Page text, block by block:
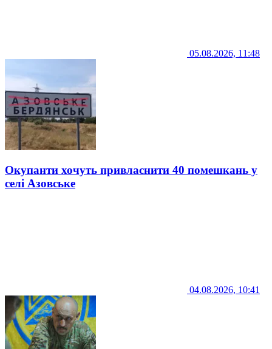
05.08.2026, 11:48
Окупанти хочуть привласнити 40 помешкань у
селі Азовське
04.08.2026, 10:41